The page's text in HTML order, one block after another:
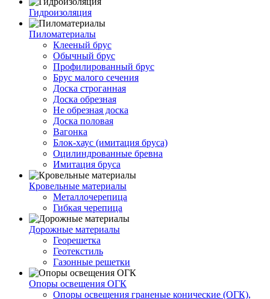
Гидроизоляция
Пиломатериалы
Клееный брус
Обычный брус
Профилированный брус
Брус малого сечения
Доска строганная
Доска обрезная
Не обрезная доска
Доска половая
Вагонка
Блок-хаус (имитация бруса)
Оцилиндрованные бревна
Имитация бруса
Кровельные материалы
Металлочерепица
Гибкая черепица
Дорожные материалы
Георешетка
Геотекстиль
Газонные решетки
Опоры освещения ОГК
Опоры освещения граненые конические (ОГК),